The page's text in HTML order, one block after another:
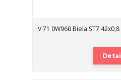
V 71 0W960 Biela ST7 42x0,8
Detail